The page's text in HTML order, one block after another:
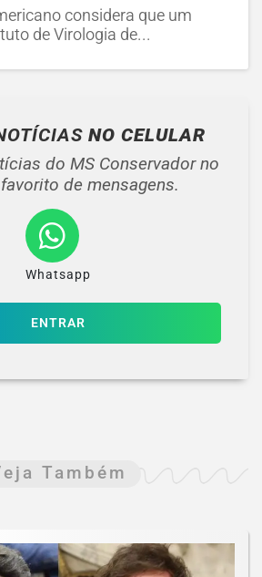
considera que um
de Virologia de...
NO CELULAR
do MS Conservador no
de mensagens.
Whatsapp
ENTRAR
Também